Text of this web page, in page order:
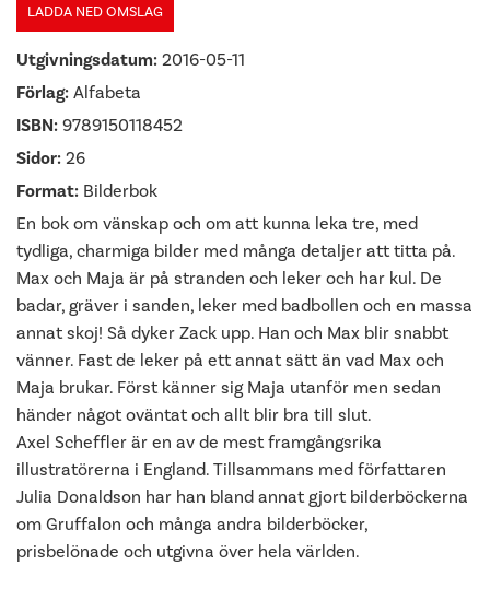
LADDA NED OMSLAG
Utgivningsdatum: 2016-05-11
Förlag: Alfabeta
ISBN: 9789150118452
Sidor: 26
Format: Bilderbok
En bok om vänskap och om att kunna leka tre, med
tydliga, charmiga bilder med många detaljer att titta på.
Max och Maja är på stranden och leker och har kul. De
badar, gräver i sanden, leker med badbollen och en massa
annat skoj! Så dyker Zack upp. Han och Max blir snabbt
vänner. Fast de leker på ett annat sätt än vad Max och
Maja brukar. Först känner sig Maja utanför men sedan
händer något oväntat och allt blir bra till slut.
Axel Scheffler är en av de mest framgångsrika
illustratörerna i England. Tillsammans med författaren
Julia Donaldson har han bland annat gjort bilderböckerna
om Gruffalon och många andra bilderböcker,
prisbelönade och utgivna över hela världen.